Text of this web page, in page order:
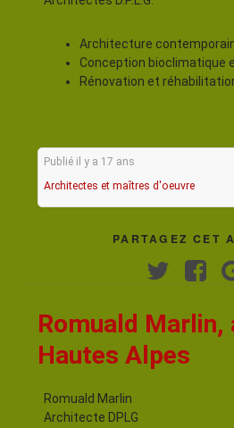
Architecture
Conception bioclimatique
Rénovation et
Publié il y a 17 ans
Architectes et maîtres d'oeuvre
PARTAGEZ CET
Twitter
Romuald
Hautes Alpes
Romuald Marlin
Architecte DPLG